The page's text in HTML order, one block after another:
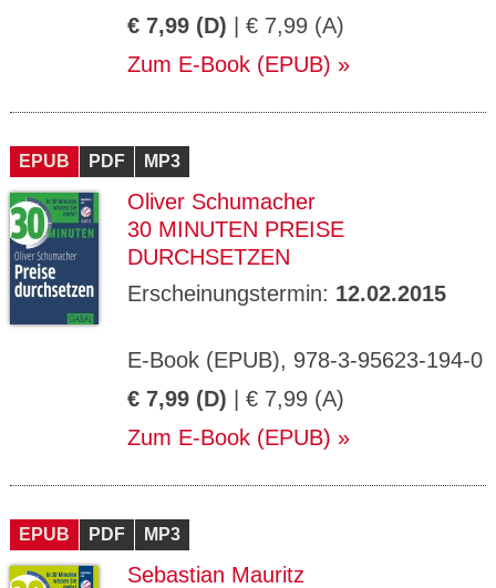
€ 7,99 (D) | € 7,99 (A)
Zum E-Book (EPUB)
EPUB PDF MP3
Oliver Schumacher
30 MINUTEN PREISE
DURCHSETZEN
Erscheinungstermin: 12.02.2015
E-Book (EPUB), 978-3-95623-194-0
€ 7,99 (D) | € 7,99 (A)
Zum E-Book (EPUB)
EPUB PDF MP3
Sebastian Mauritz